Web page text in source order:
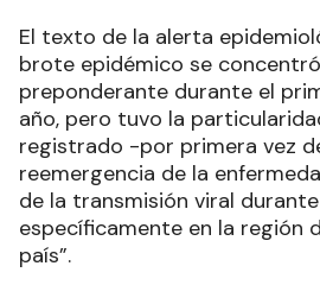
El texto de la alerta
brote epidémico se
preponderante durante el
año, pero tuvo la
registrado -por primera vez
reemergencia de la
de la transmisión viral
específicamente en la región
país”.